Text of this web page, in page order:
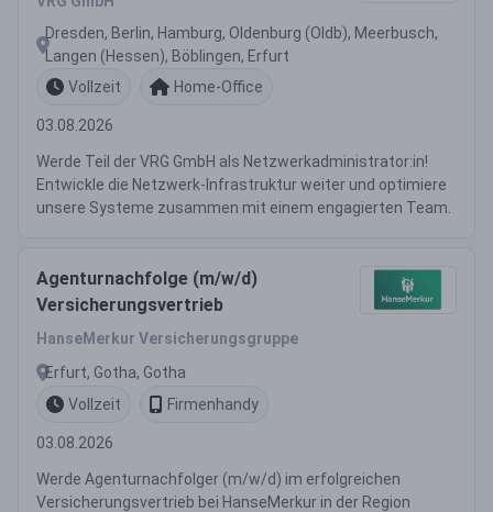
Dresden, Berlin, Hamburg, Oldenburg (Oldb), Meerbusch,
Langen (Hessen), Böblingen, Erfurt
Vollzeit
Home-Office
03.08.2026
Werde Teil der VRG GmbH als Netzwerkadministrator:in!
Entwickle die Netzwerk-Infrastruktur weiter und optimiere
unsere Systeme zusammen mit einem engagierten Team.
Agenturnachfolge (m/w/d)
Versicherungsvertrieb
HanseMerkur Versicherungsgruppe
Erfurt, Gotha, Gotha
Vollzeit
Firmenhandy
03.08.2026
Werde Agenturnachfolger (m/w/d) im erfolgreichen
Versicherungsvertrieb bei HanseMerkur in der Region